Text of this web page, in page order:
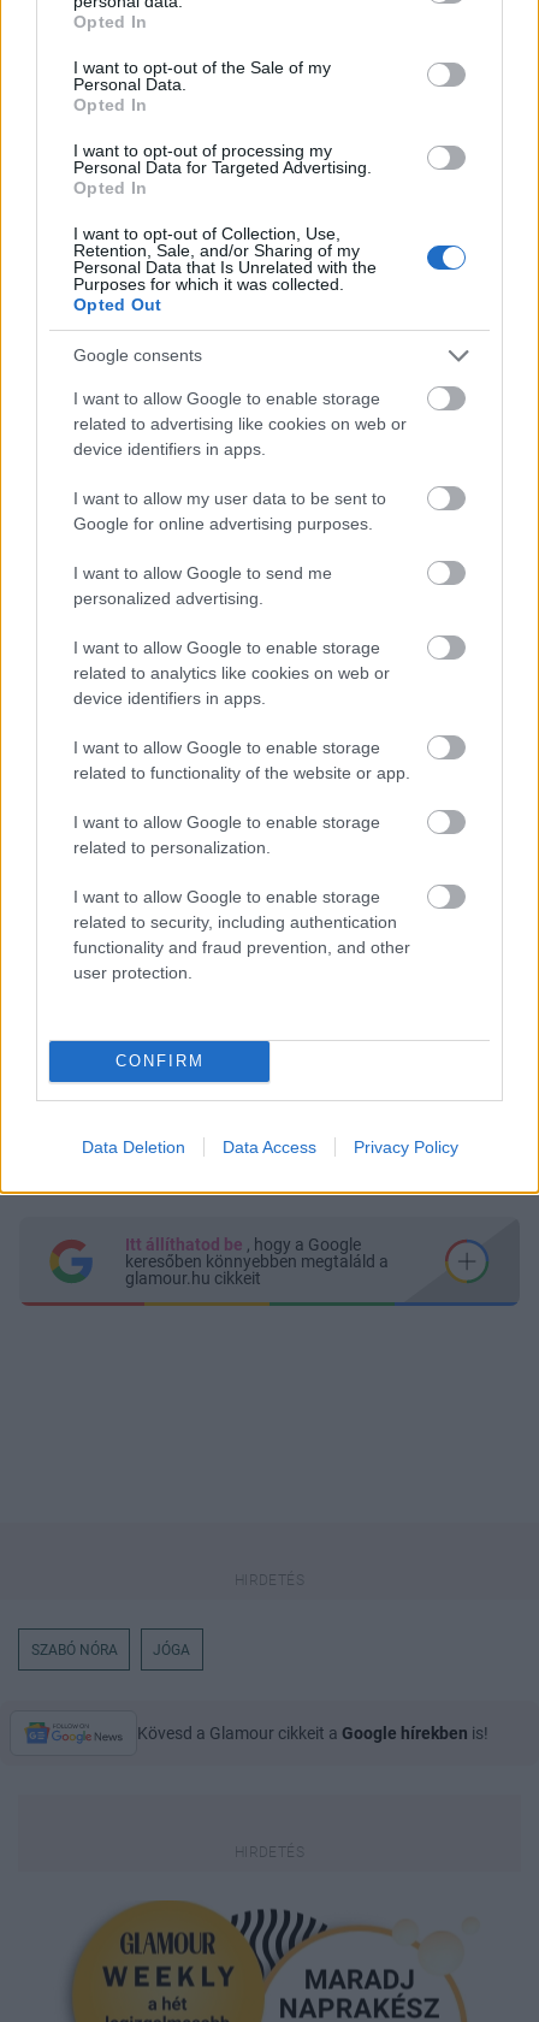
grant or deny consent to Google and its third-party tags to
use your data for below specified purposes in below Google
consent section.
Opted In
I want to opt-out of the Sale of my
Personal Data.
Opted In
I want to opt-out of processing my
Personal Data for Targeted Advertising.
Opted In
I want to opt-out of Collection, Use,
Retention, Sale, and/or Sharing of my
Personal Data that Is Unrelated with the
Purposes for which it was collected.
Opted Out
Google consents
I want to allow Google to enable storage
related to advertising like cookies on web or
device identifiers in apps.
I want to allow my user data to be sent to
Google for online advertising purposes.
I want to allow Google to send me
personalized advertising.
I want to allow Google to enable storage
related to analytics like cookies on web or
device identifiers in apps.
I want to allow Google to enable storage
related to functionality of the website or app.
I want to allow Google to enable storage
related to personalization.
I want to allow Google to enable storage
related to security, including authentication
functionality and fraud prevention, and other
user protection.
CONFIRM
Data Deletion Data Access Privacy Policy
Hiszem, hogy utunk ösvényeit megválaszthatjuk.
Mindegyik ugyanoda vezet ugyan, csak az egyik
sima, a másik hepehupás a harmadik meg igazán
göröngyös. Minden helyzetben van választásunk,
hogy ezúttal melyiken megyünk. A legjobb döntést
azonban akkor hozzuk, ha a szívünkre
koncentrálunk és elfogadjuk, hogy utazásunk egyedi
Megosztás
Küldés
Itt állíthatod be , hogy a Google
keresőben könnyebben megtaláld a
glamour.hu cikkeit
SZABÓ NÓRA JÓGA
Kövesd a Glamour cikkeit a Google hírekben is!